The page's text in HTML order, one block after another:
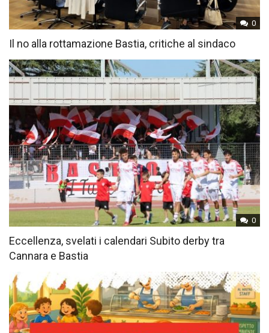
0
Il no alla rottamazione Bastia, critiche al sindaco
0
Eccellenza, svelati i calendari Subito derby tra
Cannara e Bastia